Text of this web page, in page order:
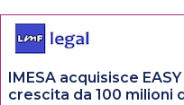
IMESA acquisisce
crescita da 100 milioni